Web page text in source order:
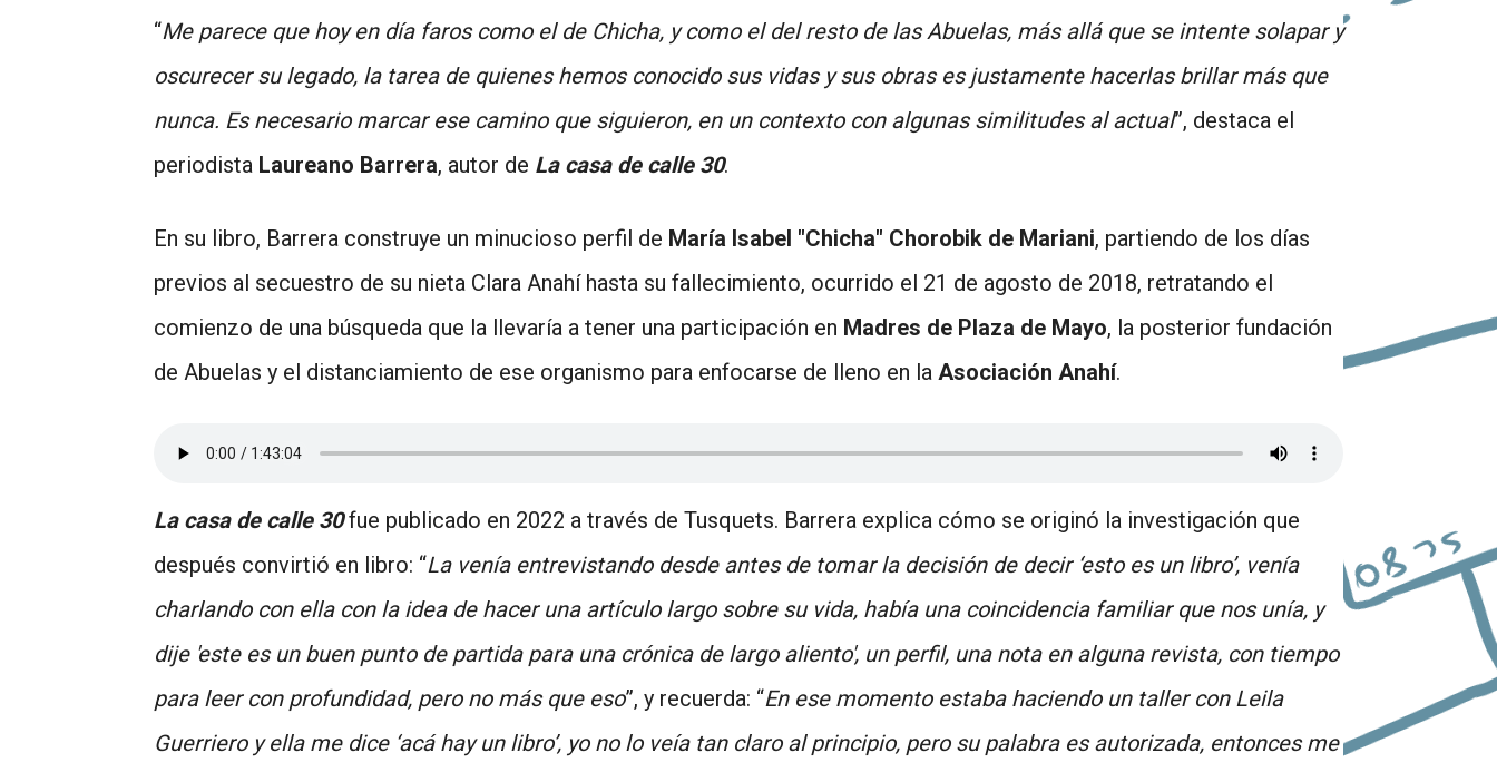
“Me parece que hoy en día faros como el de Chicha, y como el del resto de las Abuelas, más allá que se intente solapar y
oscurecer su legado, la tarea de quienes hemos conocido sus vidas y sus obras es justamente hacerlas brillar más que
nunca. Es necesario marcar ese camino que siguieron, en un contexto con algunas similitudes al actual”, destaca el
periodista Laureano Barrera, autor de La casa de calle 30.
En su libro, Barrera construye un minucioso perfil de María Isabel "Chicha" Chorobik de Mariani, partiendo de los días
previos al secuestro de su nieta Clara Anahí hasta su fallecimiento, ocurrido el 21 de agosto de 2018, retratando el
comienzo de una búsqueda que la llevaría a tener una participación en Madres de Plaza de Mayo, la posterior fundación
de Abuelas y el distanciamiento de ese organismo para enfocarse de lleno en la Asociación Anahí.
La casa de calle 30fue publicado en 2022 a través de Tusquets. Barrera explica cómo se originó la investigación que
después convirtió en libro: “La venía entrevistando desde antes de tomar la decisión de decir ‘esto es un libro’, venía
charlando con ella con la idea de hacer una artículo largo sobre su vida, había una coincidencia familiar que nos unía, y
dije 'este es un buen punto de partida para una crónica de largo aliento', un perfil, una nota en alguna revista, con tiempo
para leer con profundidad, pero no más que eso”, y recuerda: “En ese momento estaba haciendo un taller con Leila
Guerriero y ella me dice ‘acá hay un libro’, yo no lo veía tan claro al principio, pero su palabra es autorizada, entonces me